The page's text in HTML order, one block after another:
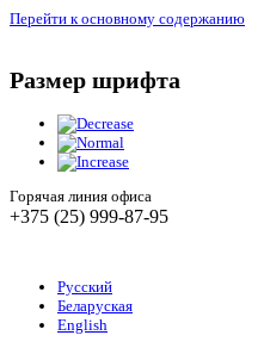
Перейти к основному содержанию
Размер шрифта
Горячая линия офиса
+375 (25) 999-87-95
Русский
Беларуская
English